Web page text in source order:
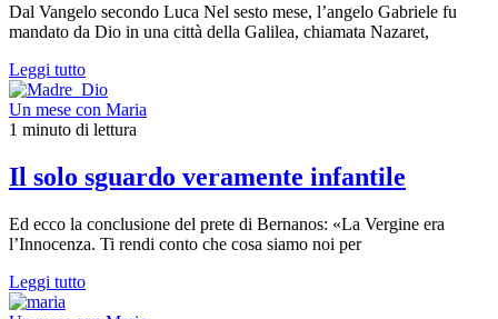
Dal Vangelo secondo Luca Nel sesto mese, l’angelo Gabriele fu
mandato da Dio in una città della Galilea, chiamata Nazaret,
Leggi tutto
Un mese con Maria
1 minuto di lettura
Il solo sguardo veramente infantile
Ed ecco la conclusione del prete di Bernanos: «La Vergine era
l’Innocenza. Ti rendi conto che cosa siamo noi per
Leggi tutto